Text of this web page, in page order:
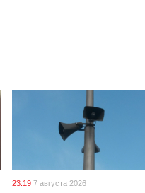
23:19 7 августа 2026